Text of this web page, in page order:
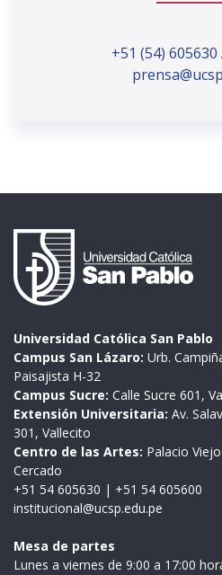
+51 (54) 605630
Universidad Católica San Pablo
Campus San Lázaro: Urb.
Paisajista H-32
Campus Sucre: Calle Sucre 601,
Extensión Universitaria: Av.
301, Vallecito
Centro de las Artes: Palacio
Cercado
+51 54 605630 | +51 54 605600
institucional@ucsp.edu.pe
Mesa de partes
Lunes a viernes de 9:00 a 17:00